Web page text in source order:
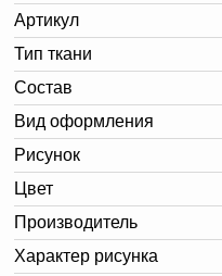
Артикул
Тип ткани
Состав
Вид оформления
Рисунок
Цвет
Производитель
Характер рисунка